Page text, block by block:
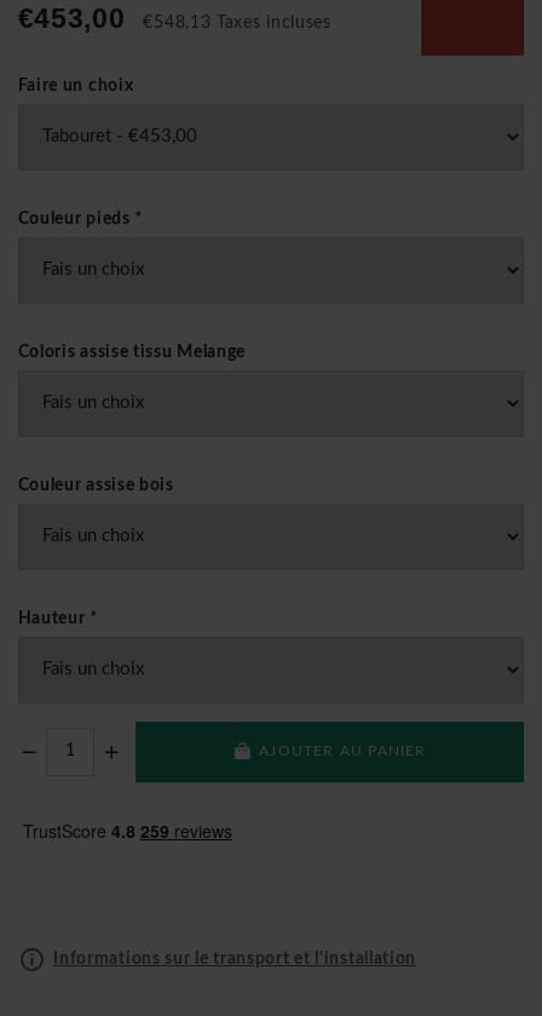
€453,00 €548,13 Taxes incluses
Faire un choix
Couleur pieds *
Coloris assise tissu Melange
Couleur assise bois
Hauteur *
AJOUTER AU PANIER
Informations sur le transport et l'installation